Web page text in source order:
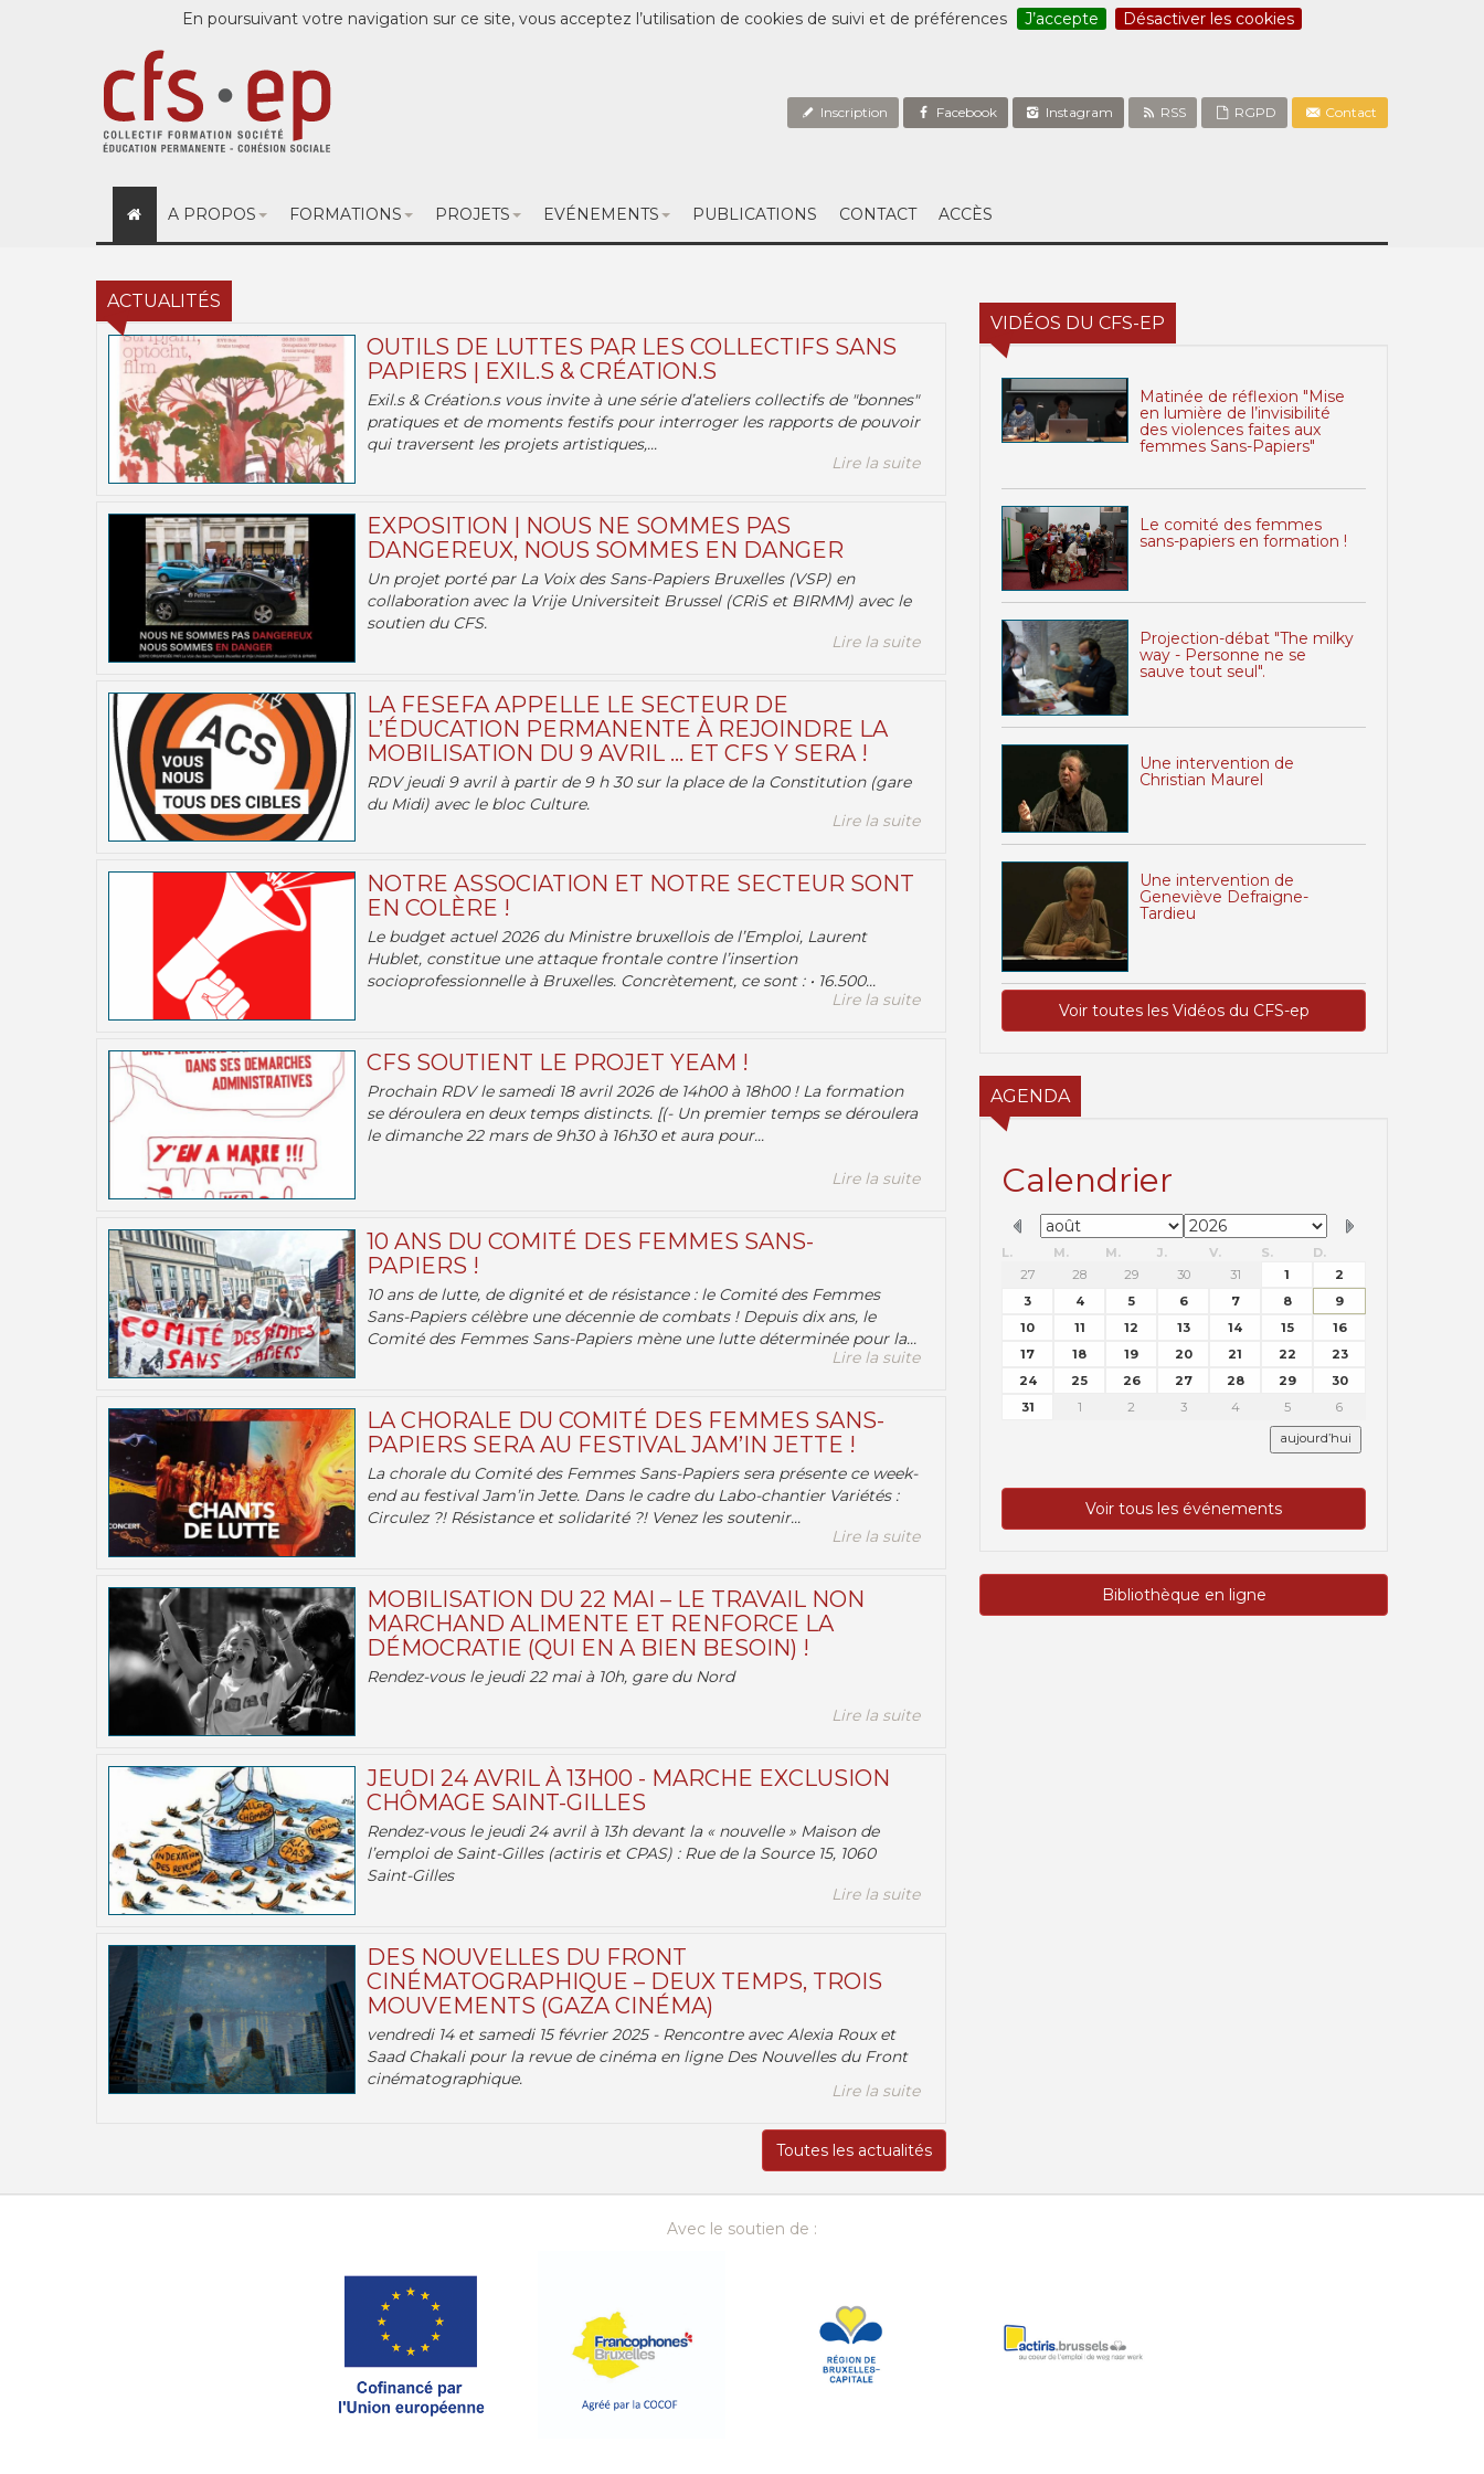
En poursuivant votre navigation sur ce site, vous acceptez l’utilisation de cookies de suivi et de préférences J’accepte Désactiver les cookies
Inscription Facebook Instagram RSS RGPD Contact
A PROPOS FORMATIONS PROJETS EVÉNEMENTS PUBLICATIONS CONTACT ACCÈS
ACTUALITÉS
OUTILS DE LUTTES PAR LES COLLECTIFS SANS
PAPIERS | EXIL.S & CRÉATION.S
Exil.s & Création.s vous invite à une série d’ateliers collectifs de "bonnes"
pratiques et de moments festifs pour interroger les rapports de pouvoir
qui traversent les projets artistiques,...
Lire la suite
EXPOSITION | NOUS NE SOMMES PAS
DANGEREUX, NOUS SOMMES EN DANGER
Un projet porté par La Voix des Sans-Papiers Bruxelles (VSP) en
collaboration avec la Vrije Universiteit Brussel (CRiS et BIRMM) avec le
soutien du CFS.
Lire la suite
LA FESEFA APPELLE LE SECTEUR DE
L’ÉDUCATION PERMANENTE À REJOINDRE LA
MOBILISATION DU 9 AVRIL … ET CFS Y SERA !
RDV jeudi 9 avril à partir de 9 h 30 sur la place de la Constitution (gare
du Midi) avec le bloc Culture.
Lire la suite
NOTRE ASSOCIATION ET NOTRE SECTEUR SONT
EN COLÈRE !
Le budget actuel 2026 du Ministre bruxellois de l’Emploi, Laurent
Hublet, constitue une attaque frontale contre l’insertion
socioprofessionnelle à Bruxelles. Concrètement, ce sont : • 16.500...
Lire la suite
CFS SOUTIENT LE PROJET YEAM !
Prochain RDV le samedi 18 avril 2026 de 14h00 à 18h00 ! La formation
se déroulera en deux temps distincts. [(- Un premier temps se déroulera
le dimanche 22 mars de 9h30 à 16h30 et aura pour...
Lire la suite
10 ANS DU COMITÉ DES FEMMES SANS-
PAPIERS !
10 ans de lutte, de dignité et de résistance : le Comité des Femmes
Sans-Papiers célèbre une décennie de combats ! Depuis dix ans, le
Comité des Femmes Sans-Papiers mène une lutte déterminée pour la...
Lire la suite
LA CHORALE DU COMITÉ DES FEMMES SANS-
PAPIERS SERA AU FESTIVAL JAM’IN JETTE !
La chorale du Comité des Femmes Sans-Papiers sera présente ce week-
end au festival Jam’in Jette. Dans le cadre du Labo-chantier Variétés :
Circulez ?! Résistance et solidarité ?! Venez les soutenir...
Lire la suite
MOBILISATION DU 22 MAI – LE TRAVAIL NON
MARCHAND ALIMENTE ET RENFORCE LA
DÉMOCRATIE (QUI EN A BIEN BESOIN) !
Rendez-vous le jeudi 22 mai à 10h, gare du Nord
Lire la suite
JEUDI 24 AVRIL À 13H00 - MARCHE EXCLUSION
CHÔMAGE SAINT-GILLES
Rendez-vous le jeudi 24 avril à 13h devant la « nouvelle » Maison de
l’emploi de Saint-Gilles (actiris et CPAS) : Rue de la Source 15, 1060
Saint-Gilles
Lire la suite
DES NOUVELLES DU FRONT
CINÉMATOGRAPHIQUE – DEUX TEMPS, TROIS
MOUVEMENTS (GAZA CINÉMA)
vendredi 14 et samedi 15 février 2025 - Rencontre avec Alexia Roux et
Saad Chakali pour la revue de cinéma en ligne Des Nouvelles du Front
cinématographique.
Lire la suite
Toutes les actualités
VIDÉOS DU CFS-EP
Matinée de réflexion "Mise
en lumière de l’invisibilité
des violences faites aux
femmes Sans-Papiers"
Le comité des femmes
sans-papiers en formation !
Projection-débat "The milky
way - Personne ne se
sauve tout seul".
Une intervention de
Christian Maurel
Une intervention de
Geneviève Defraigne-
Tardieu
Voir toutes les Vidéos du CFS-ep
AGENDA
Calendrier
L. M. M. J. V. S.
D.
27
28 29 30 31 1
2
3
4 5 6 7 8
9
10
11 12 13 14 15
16
17
18 19 20 21 22
23
24
25 26 27 28 29
30
31
1 2 3 4 5 6
aujourd’hui
Voir tous les événements
Bibliothèque en ligne
Avec le soutien de :